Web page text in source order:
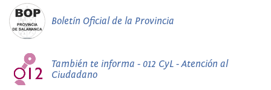
Boletín Oficial de la Provincia
También te informa - 012 CyL - Atención al
Ciudadano